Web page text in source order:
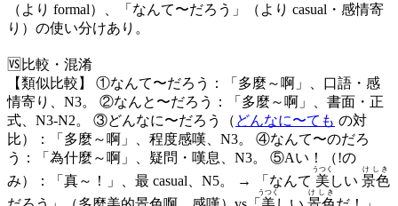
（より formal）、「なんて〜だろう」（より casual・感情寄
り）の使い分けあり。
🆚 比較・混淆
【類似比較】 ①なんて〜だろう：「多麼～啊」、口語・感
情寄り、N3。 ②なんと〜だろう：「多麼～啊」、書面・正
式、N3-N2。 ③どんなに〜だろう（ どんなに〜ても の対
比）：「多麼～啊」、程度感嘆、N3。 ④なんて〜のだろ
う：「為什麼～啊」、疑問・嘆息、N3。 ⑤Aい！（!の
み）：「真～！」、最 casual、N5。 → 「なんて 美
うつく
しい 景色
けしき
うつく けしき